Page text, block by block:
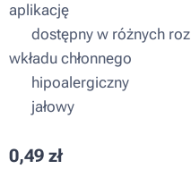
aplikację
▪ dostępny w różnych
wkładu chłonnego
▪ hipoalergiczny
▪ jałowy
0,49 zł